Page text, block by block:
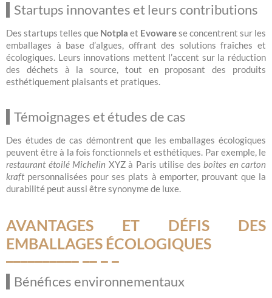
Startups innovantes et leurs contributions
Des startups telles que Notpla et Evowarese concentrent sur les
emballages à base d’algues, offrant des solutions fraîches et
écologiques. Leurs innovations mettent l’accent sur la réduction
des déchets à la source, tout en proposant des produits
esthétiquement plaisants et pratiques.
Témoignages et études de cas
Des études de cas démontrent que les emballages écologiques
peuvent être à la fois fonctionnels et esthétiques. Par exemple, le
restaurant étoilé Michelin XYZ à Paris utilise des boîtes en carton
kraft personnalisées pour ses plats à emporter, prouvant que la
durabilité peut aussi être synonyme de luxe.
AVANTAGES ET DÉFIS DES
EMBALLAGES ÉCOLOGIQUES
Bénéfices environnementaux